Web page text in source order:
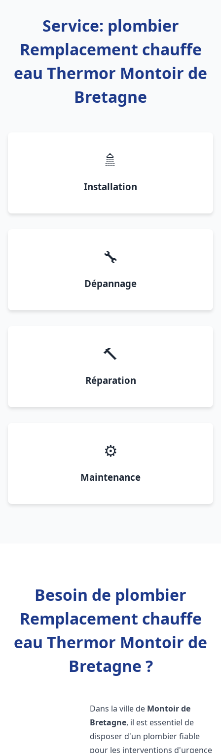
Service: plombier
Remplacement chauffe
eau Thermor Montoir de
Bretagne
🚿
Installation
🔧
Dépannage
🔨
Réparation
⚙️
Maintenance
Besoin de plombier
Remplacement chauffe
eau Thermor Montoir de
Bretagne ?
Dans la ville de Montoir de
Bretagne, il est essentiel de
disposer d'un plombier fiable
pour les interventions d'urgence